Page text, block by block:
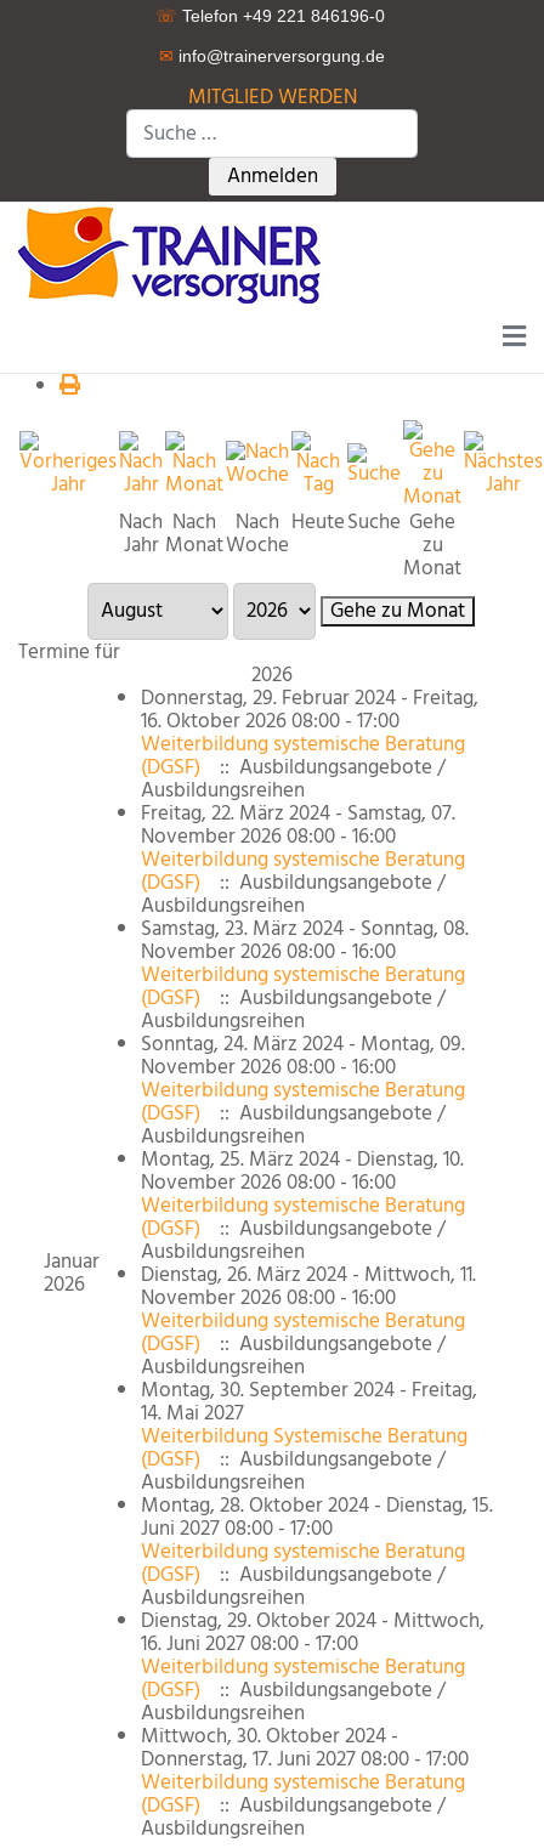
☏ Telefon +49 221 846196-0
✉ info@trainerversorgung.de
MITGLIED WERDEN
Suchen
Type 2 or more characters for
Anmelden
Nach
Jahr
Nach
Monat
Nach
Woche
HeuteSuche Gehe
zu
Monat
Gehe zu Monat
Termine für
2026
Januar
2026
Donnerstag, 29. Februar 2024 - Freitag,
16. Oktober 2026 08:00 - 17:00
Weiterbildung systemische Beratung
(DGSF) :: Ausbildungsangebote /
Ausbildungsreihen
Freitag, 22. März 2024 - Samstag, 07.
November 2026 08:00 - 16:00
Weiterbildung systemische Beratung
(DGSF) :: Ausbildungsangebote /
Ausbildungsreihen
Samstag, 23. März 2024 - Sonntag, 08.
November 2026 08:00 - 16:00
Weiterbildung systemische Beratung
(DGSF) :: Ausbildungsangebote /
Ausbildungsreihen
Sonntag, 24. März 2024 - Montag, 09.
November 2026 08:00 - 16:00
Weiterbildung systemische Beratung
(DGSF) :: Ausbildungsangebote /
Ausbildungsreihen
Montag, 25. März 2024 - Dienstag, 10.
November 2026 08:00 - 16:00
Weiterbildung systemische Beratung
(DGSF) :: Ausbildungsangebote /
Ausbildungsreihen
Dienstag, 26. März 2024 - Mittwoch, 11.
November 2026 08:00 - 16:00
Weiterbildung systemische Beratung
(DGSF) :: Ausbildungsangebote /
Ausbildungsreihen
Montag, 30. September 2024 - Freitag,
14. Mai 2027
Weiterbildung Systemische Beratung
(DGSF) :: Ausbildungsangebote /
Ausbildungsreihen
Montag, 28. Oktober 2024 - Dienstag, 15.
Juni 2027 08:00 - 17:00
Weiterbildung systemische Beratung
(DGSF) :: Ausbildungsangebote /
Ausbildungsreihen
Dienstag, 29. Oktober 2024 - Mittwoch,
16. Juni 2027 08:00 - 17:00
Weiterbildung systemische Beratung
(DGSF) :: Ausbildungsangebote /
Ausbildungsreihen
Mittwoch, 30. Oktober 2024 -
Donnerstag, 17. Juni 2027 08:00 - 17:00
Weiterbildung systemische Beratung
(DGSF) :: Ausbildungsangebote /
Ausbildungsreihen